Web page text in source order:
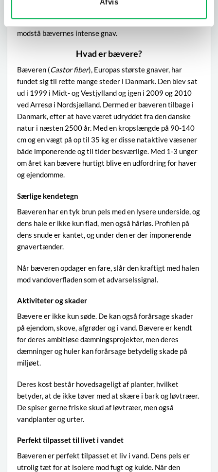
Afvis
så effektivt. Hegnet skal være robust og stærkt nok til at
modstå bævernes intense gnav.
Hvad er bævere?
Bæveren (Castor fiber), Europas største gnaver, har
fundet sig til rette mange steder i Danmark. Den blev sat
ud i 1999 i Midt- og Vestjylland og igen i 2009 og 2010
ved Arresø i Nordsjælland. Dermed er bæveren tilbage i
Danmark, efter at have været udryddet fra den danske
natur i næsten 2500 år. Med en kropslængde på 90-140
cm og en vægt på op til 35 kg er disse nataktive væsener
både imponerende og til tider besværlige. Med 1-3 unger
om året kan bævere hurtigt blive en udfordring for haver
og ejendomme.
Særlige kendetegn
Bæveren har en tyk brun pels med en lysere underside, og
dens hale er ikke kun flad, men også hårløs. Profilen på
dens snude er kantet, og under den er der imponerende
gnavertænder.
Når bæveren opdager en fare, slår den kraftigt med halen
mod vandoverfladen som et advarselssignal.
Aktiviteter og skader
Bævere er ikke kun søde. De kan også forårsage skader
på ejendom, skove, afgrøder og i vand. Bævere er kendt
for deres ambitiøse dæmningsprojekter, men deres
dæmninger og huler kan forårsage betydelig skade på
miljøet.
Deres kost består hovedsageligt af planter, hvilket
betyder, at de ikke tøver med at skære i bark og løvtræer.
De spiser gerne friske skud af løvtræer, men også
vandplanter og urter.
Perfekt tilpasset til livet i vandet
Bæveren er perfekt tilpasset et liv i vand. Dens pels er
utrolig tæt for at isolere mod fugt og kulde. Når den